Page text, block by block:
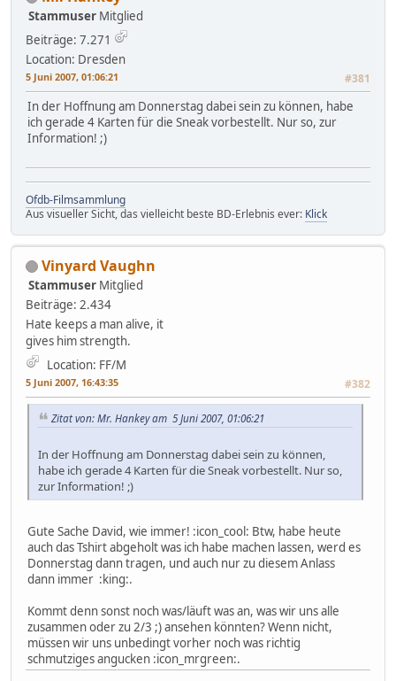
Stammuser Mitglied
Beiträge: 7.271
Location: Dresden
5 Juni 2007, 01:06:21 #381
In der Hoffnung am Donnerstag dabei sein zu können, habe
ich gerade 4 Karten für die Sneak vorbestellt. Nur so, zur
Information! ;)
Ofdb-Filmsammlung
Aus visueller Sicht, das vielleicht beste BD-Erlebnis ever: Klick
Vinyard Vaughn
Stammuser Mitglied
Beiträge: 2.434
Hate keeps a man alive, it
gives him strength.
Location: FF/M
5 Juni 2007, 16:43:35 #382
Zitat von: Mr. Hankey am 5 Juni 2007, 01:06:21
In der Hoffnung am Donnerstag dabei sein zu können,
habe ich gerade 4 Karten für die Sneak vorbestellt. Nur so,
zur Information! ;)
Gute Sache David, wie immer! :icon_cool: Btw, habe heute
auch das Tshirt abgeholt was ich habe machen lassen, werd es
Donnerstag dann tragen, und auch nur zu diesem Anlass
dann immer :king:.
Kommt denn sonst noch was/läuft was an, was wir uns alle
zusammen oder zu 2/3 ;) ansehen könnten? Wenn nicht,
müssen wir uns unbedingt vorher noch was richtig
schmutziges angucken :icon_mrgreen:.